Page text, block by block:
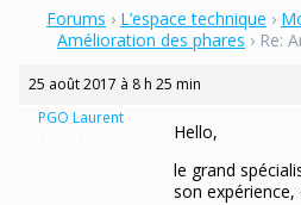
Forums › L’espace technique ›
Amélioration des phares › Re:
25 août 2017 à 8 h 25 min
PGO Laurent
Hello,
le grand
son expérience,